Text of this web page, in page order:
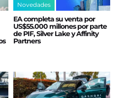
Novedades
EA completa su venta por
US$55.000 millones por parte
de PIF, Silver Lake y Affinity
Partners